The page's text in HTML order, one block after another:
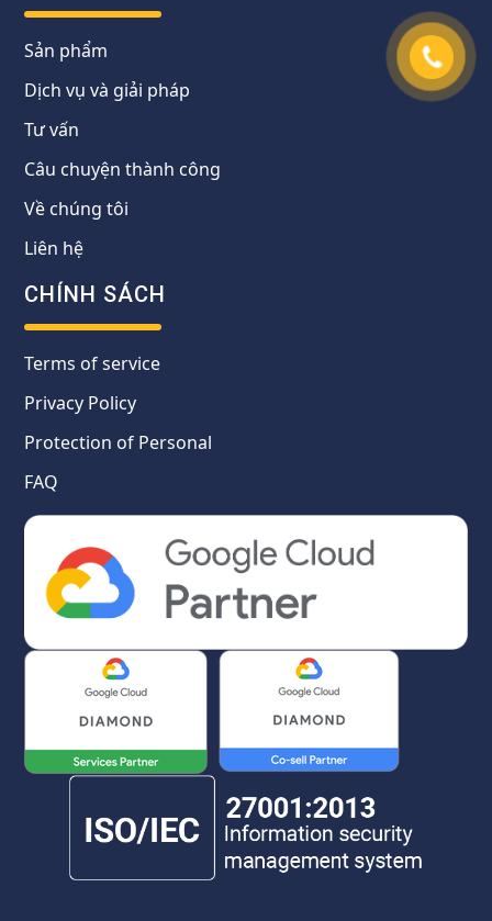
Sản phẩm
Dịch vụ và giải pháp
Tư vấn
Câu chuyện thành công
Về chúng tôi
Liên hệ
CHÍNH SÁCH
Terms of service
Privacy Policy
Protection of Personal
FAQ